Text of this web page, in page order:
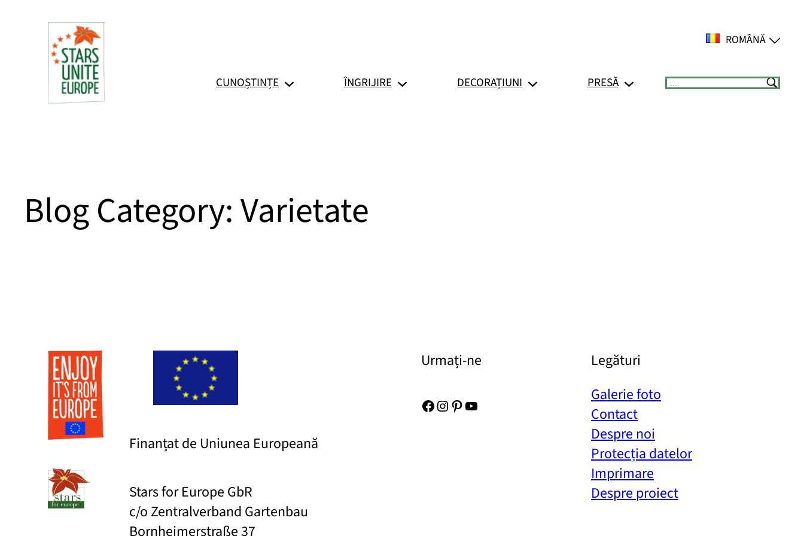
ROMÂNĂ
CUNOȘTINȚE ÎNGRIJIRE DECORAȚIUNI PRESĂ Suchen
Blog Category:Varietate
Finanțat de Uniunea Europeană
Stars for Europe GbR
c/o Zentralverband Gartenbau
Bornheimerstraße 37
Urmați-ne
Facebook Instagram Pinterest YouTube
Legături
Galerie foto
Contact
Despre noi
Protecția datelor
Imprimare
Despre proiect